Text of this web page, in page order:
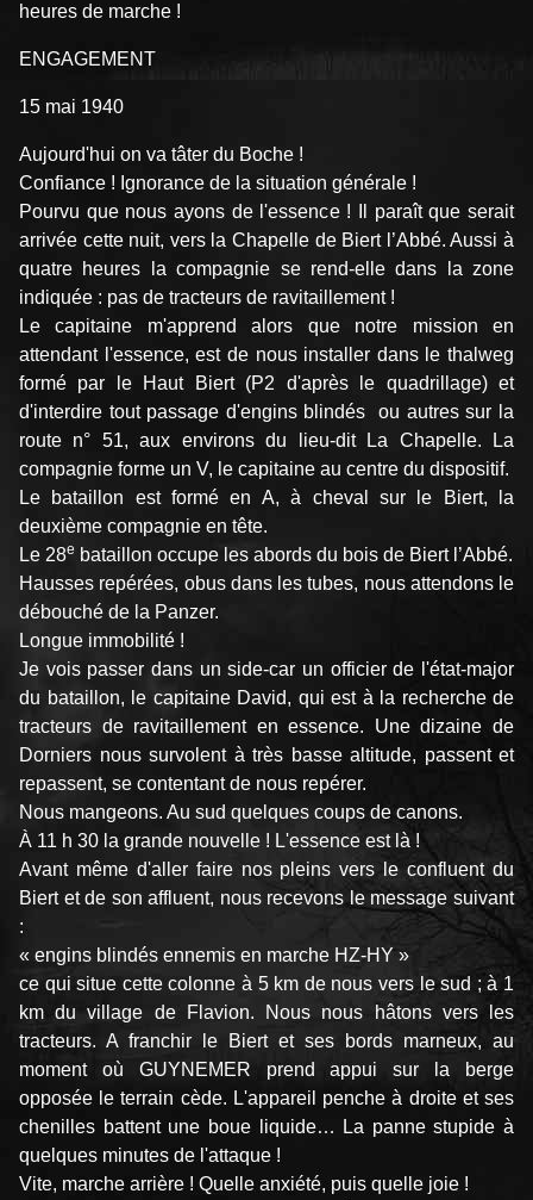
heures de marche !
ENGAGEMENT
15 mai 1940
Aujourd'hui on va tâter du Boche !
Confiance ! Ignorance de la situation générale !
Pourvu que nous ayons de l'essence ! Il paraît que serait
arrivée cette nuit, vers la Chapelle de Biert l’Abbé. Aussi à
quatre heures la compagnie se rend-elle dans la zone
indiquée : pas de tracteurs de ravitaillement !
Le capitaine m'apprend alors que notre mission en
attendant l'essence, est de nous installer dans le thalweg
formé par le Haut Biert (P2 d'après le quadrillage) et
d'interdire tout passage d'engins blindés ou autres sur la
route n° 51, aux environs du lieu-dit La Chapelle. La
compagnie forme un V, le capitaine au centre du dispositif.
Le bataillon est formé en A, à cheval sur le Biert, la
deuxième compagnie en tête.
Le 28e bataillon occupe les abords du bois de Biert l’Abbé.
Hausses repérées, obus dans les tubes, nous attendons le
débouché de la Panzer.
Longue immobilité !
Je vois passer dans un side-car un officier de l'état-major
du bataillon, le capitaine David, qui est à la recherche de
tracteurs de ravitaillement en essence. Une dizaine de
Dorniers nous survolent à très basse altitude, passent et
repassent, se contentant de nous repérer.
Nous mangeons. Au sud quelques coups de canons.
À 11 h 30 la grande nouvelle ! L'essence est là !
Avant même d'aller faire nos pleins vers le confluent du
Biert et de son affluent, nous recevons le message suivant
:
« engins blindés ennemis en marche HZ-HY »
ce qui situe cette colonne à 5 km de nous vers le sud ; à 1
km du village de Flavion. Nous nous hâtons vers les
tracteurs. A franchir le Biert et ses bords marneux, au
moment où GUYNEMER prend appui sur la berge
opposée le terrain cède. L'appareil penche à droite et ses
chenilles battent une boue liquide… La panne stupide à
quelques minutes de l'attaque !
Vite, marche arrière ! Quelle anxiété, puis quelle joie !